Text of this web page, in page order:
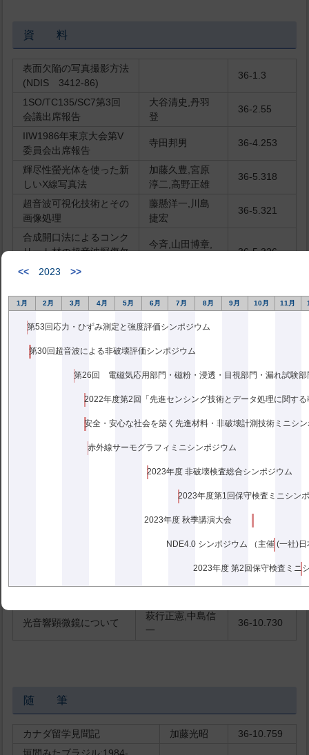
<< 2023 >>
1月 2月 3月 4月 5月 6月 7月 8月 9月 10月 11月
第53回応力・ひずみ測定と強度評価シンポジウム
第30回超音波による非破壊評価シンポジウム
2022年度第2回「先進センシング技術とデータ処理に関す
安全・安心な社会を築く先進材料・非破壊計測技術ミニシ
赤外線サーモグラフィミニシンポジウム
2023年度 非破壊検査総合シンポジウム
2023年度第1回保守検査ミニシン
2023年度 秋季講演大会
NDE4.0 シンポジウム （主催 (一社)
2023年度 第2回保守検査ミニ
資 料
表面欠陥の写真撮影方法
(NDIS 3412-86)
36-1.3
1SO/TC135/SC7第3回
会議出席報告
大谷清史,丹羽
登
36-2.55
IIW1986年東京大会第V
委員会出席報告
寺田邦男 36-4.253
輝尽性螢光体を使った新
しいX線写真法
加藤久豊,宮原
淳二,高野正雄
36-5.318
超音波可視化技術とその
画像処理
藤懸洋一,川島
捷宏
36-5.321
合成開口法によるコンク
リート材の超音波探傷欠
陥像の三次元表示
今斉,山田博章,
36-5.326
理技術
光仁
非破壊試験に関連した
ASTM規格の現状につい
て
磯野英ニ
国際会議(APCS’86)報告
ひずみゲージフォーラム
報告一付 ひずみゲージ
アンケート調査結果ー
公達,石野隼作,
正直
非破壊試験技術者の国際
36-5.314
光音響顕微鏡について
萩行正憲,中島信
一
36-10.730
随 筆
カナダ留学見聞記 加藤光昭
36-10.759